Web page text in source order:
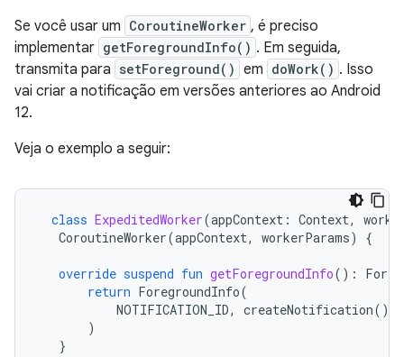
Se você usar um CoroutineWorker , é preciso
implementar getForegroundInfo() . Em seguida,
transmita para setForeground() em doWork() . Isso
vai criar a notificação em versões anteriores ao Android
12.
Veja o exemplo a seguir:
class ExpeditedWorker(appContext : Context,
CoroutineWorker(appContext, workerParams) {
override suspend fun getForegroundInfo():
return ForegroundInfo(
NOTIFICATION_ID, createNotification()
)
}